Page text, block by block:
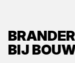
BRANDER
BIJ